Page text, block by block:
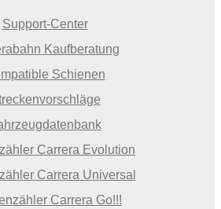
Support-Center
Kaufberatung
Schienen
Carrera Evolution
Carrera Universal
Carrera Go!!!